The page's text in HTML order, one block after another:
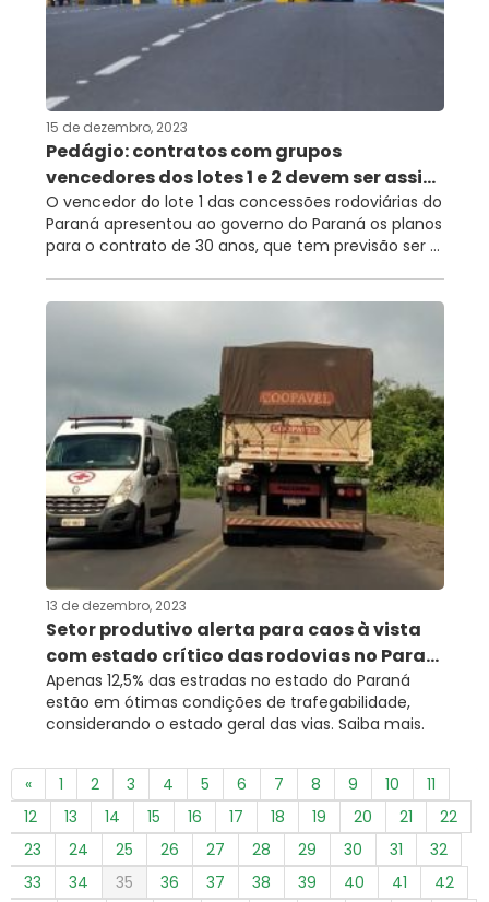
15 de dezembro, 2023
Pedágio: contratos com grupos
vencedores dos lotes 1 e 2 devem ser assi...
O vencedor do lote 1 das concessões rodoviárias do
Paraná apresentou ao governo do Paraná os planos
para o contrato de 30 anos, que tem previsão ser ...
13 de dezembro, 2023
Setor produtivo alerta para caos à vista
com estado crítico das rodovias no Para...
Apenas 12,5% das estradas no estado do Paraná
estão em ótimas condições de trafegabilidade,
considerando o estado geral das vias. Saiba mais.
« 1 2 3 4 5 6 7 8 9 10
11
12
13 14 15 16 17 18 19 20 21
22
23
24 25 26 27 28 29 30 31
32
33
34 35 36 37 38 39 40 41
42